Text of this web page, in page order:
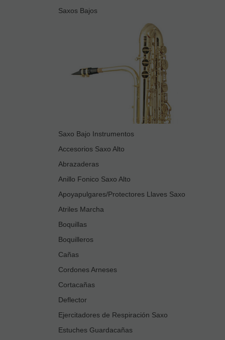
Saxos Bajos
Saxo Bajo Instrumentos
Accesorios Saxo Alto
Abrazaderas
Anillo Fonico Saxo Alto
Apoyapulgares/Protectores Llaves Saxo
Atriles Marcha
Boquillas
Boquilleros
Cañas
Cordones Arneses
Cortacañas
Deflector
Ejercitadores de Respiración Saxo
Estuches Guardacañas